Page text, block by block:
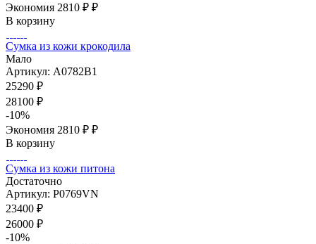
Экономия 2810 ₽ ₽
В корзину
Сумка из кожи крокодила
Мало
Артикул: A0782B1
25290 ₽
28100 ₽
-10%
Экономия 2810 ₽ ₽
В корзину
Сумка из кожи питона
Достаточно
Артикул: P0769VN
23400 ₽
26000 ₽
-10%